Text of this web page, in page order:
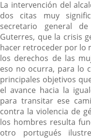
La intervención del
dos citas muy
secretario general
Guterres, que la crisis
hacer retroceder por lo
los derechos de las
eso no ocurra, para lo
principales objetivos
el avance hacia la
para transitar ese
contra la violencia de
los hombres resulta
otro portugués